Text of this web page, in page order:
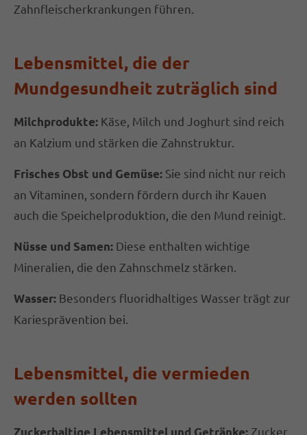
dis parturient montes, nascetur ridiculus mus.
Zahnfleischerkrankungen führen.
Lebensmittel, die der
Mundgesundheit zuträglich sind
Milchprodukte: Käse, Milch und Joghurt sind reich
an Kalzium und stärken die Zahnstruktur.
Frisches Obst und Gemüse: Sie sind nicht nur reich
an Vitaminen, sondern fördern durch ihr Kauen
auch die Speichelproduktion, die den Mund reinigt.
Nüsse und Samen: Diese enthalten wichtige
Mineralien, die den Zahnschmelz stärken.
Wasser: Besonders fluoridhaltiges Wasser trägt zur
Kariesprävention bei.
Lebensmittel, die vermieden
werden sollten
Zuckerhaltige Lebensmittel und Getränke: Zucker